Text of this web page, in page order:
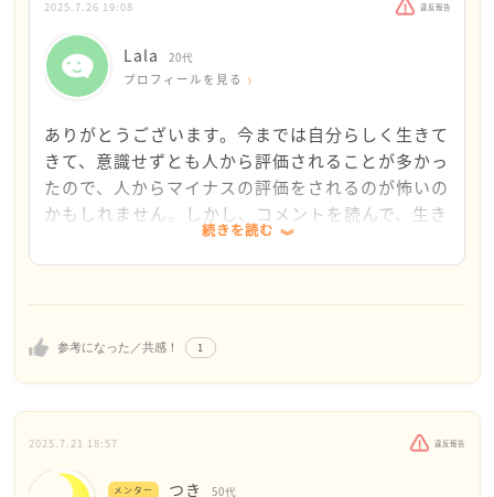
いのだと思います。そこで他人の目や他人の評価を気
にしない。自分が幸せかどうかは他人が決めるのでは
れが自分のストレスとなるようなら、ある意味他人の
人生を生きていることになります。また「結婚」に関
しては、現代においては、若い世代の方達はかなり柔
軟になってきていますよね。むしろ自らお一人様生活
を選ぶ女性も増えているくらいですよね。Lalaさんの
プロフィールを拝見させていただきましたが、たくさ
で心から信頼し合える愛する人ができて、結婚しよう
しれませんが)！」と堂々と意思表示できていれば素敵
だなと思います。だって将来のことは誰にもわかりま
参考になった／共感！ 1
2025.7.26 19:08 違反報告
Lala 20代
プロフィールを見る
ありがとうございます。今までは自分らしく生きて
きて、意識せずとも人から評価されることが多かっ
たので、人からマイナスの評価をされるのが怖いの
かもしれません。しかし、コメントを読んで、生き
方は千差万別ですし人生も1度限りなので、他人が
どう思うかを気にして好きなことができないより、
続きを読む
2025.7.21 18:57 違反報告
メンター つき 50代